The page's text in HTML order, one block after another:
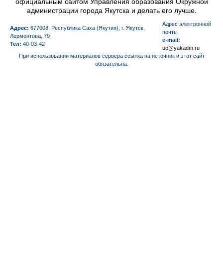
администрации города Якутска и делать его лучше.
Адрес: 677008, Республика Саха (Якутия), г. Якутск,
Лермонтова, 79
Тел: 40-03-42
Aдрес электронной
почты
e-mail:
uo@yakadm.ru
При использовании материалов сервера ссылка на источник и этот сайт
обязательна.